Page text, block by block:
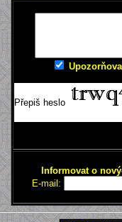
Přepiš heslo
Informovat o
E-mail: